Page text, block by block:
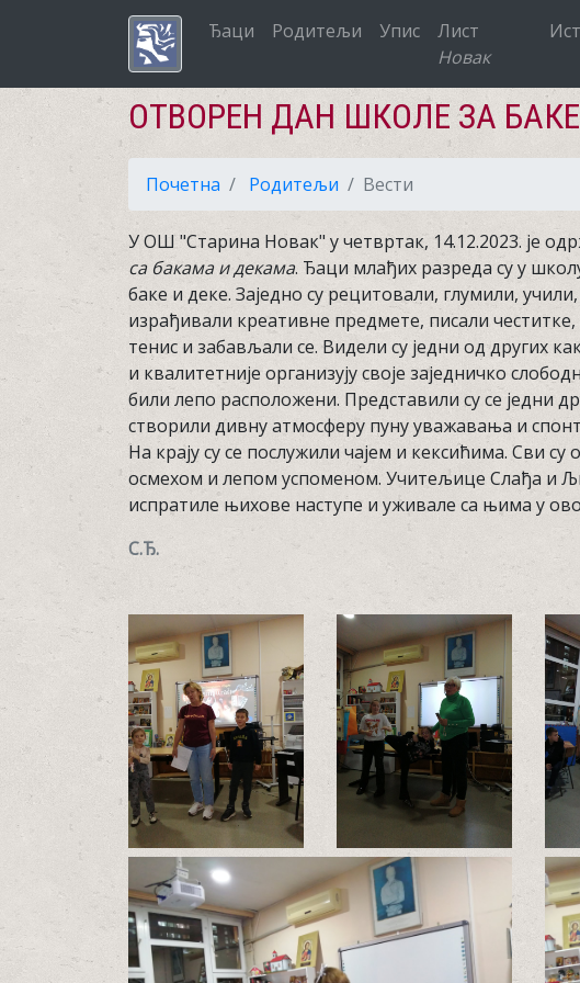
Ђаци Родитељи Упис
Лист
Новак
ОТВОРЕН ДАН ШКОЛЕ ЗА
Почетна Родитељи Вести
У ОШ "Старина Новак" у четвртак, 14.12.2023. је
са бакама и декама. Ђаци млађих разреда су у
баке и деке. Заједно су рецитовали, глумили,
израђивали креативне предмете, писали
тенис и забављали се. Видели су једни од других
и квалитетније организују своје заједничко
били лепо расположени. Представили су се једни
створили дивну атмосферу пуну уважавања и
На крају су се послужили чајем и кексићима. Сви су
осмехом и лепом успоменом. Учитељице Слађа и
испратиле њихове наступе и уживале са њима у
С.Ђ.